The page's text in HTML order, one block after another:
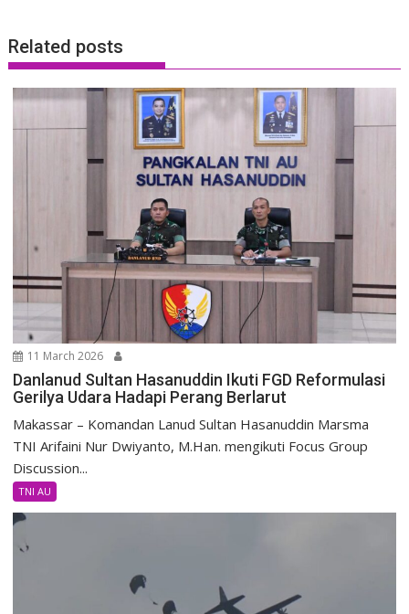
Related posts
11 March 2026
Danlanud Sultan Hasanuddin Ikuti FGD Reformulasi
Gerilya Udara Hadapi Perang Berlarut
Makassar – Komandan Lanud Sultan Hasanuddin Marsma
TNI Arifaini Nur Dwiyanto, M.Han. mengikuti Focus Group
Discussion...
TNI AU